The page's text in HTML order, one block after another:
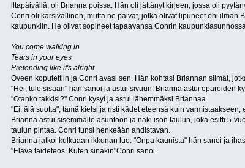
iltapäivällä, oli Brianna poissa. Hän oli jättänyt kirjeen, jossa oli
Conri oli kärsivällinen, mutta ne päivät, jotka olivat lipuneet ohi ilman
kaupunkiin. He olivat sopineet tapaavansa Conrin
You come walking in
Tears in your eyes
Pretending like it's alright
Oveen koputettiin ja Conri avasi sen. Hän kohtasi Briannan silmät,
"Hei, tule sisään" hän sanoi ja astui sivuun. Brianna astui epäröiden
"Otanko takkisi?" Conri kysyi ja astui lähemmäksi Briannaa.
"Ei, älä suotta", tämä kielsi ja risti kädet eteensä kuin varmistaakseen,
Brianna astui sisemmälle asuntoon ja näki ison taulun, joka esitti 5-
taulun pintaa. Conri tunsi henkeään ahdistavan.
Brianna jatkoi kulkuaan ikkunan luo. "Onpa kaunista" hän sanoi ja
"Elävä taideteos. Kuten sinäkin"Conri sanoi.